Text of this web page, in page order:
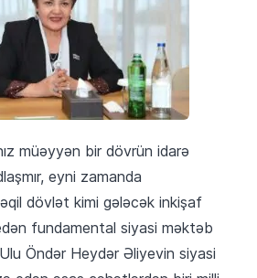
müəyyən bir dövrün idarə
eyni zamanda
dövlət kimi gələcək inkişaf
fundamental siyasi məktəb
Öndər Heydər Əliyevin siyasi